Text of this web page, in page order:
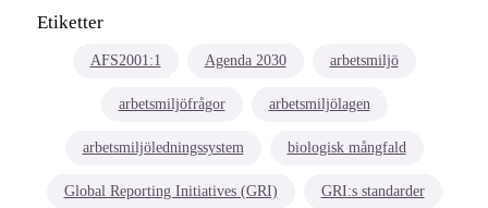
Etiketter
AFS2001:1 Agenda 2030 arbetsmiljö
arbetsmiljöfrågor arbetsmiljölagen
arbetsmiljöledningssystem biologisk mångfald
Global Reporting Initiatives (GRI) GRI:s standarder